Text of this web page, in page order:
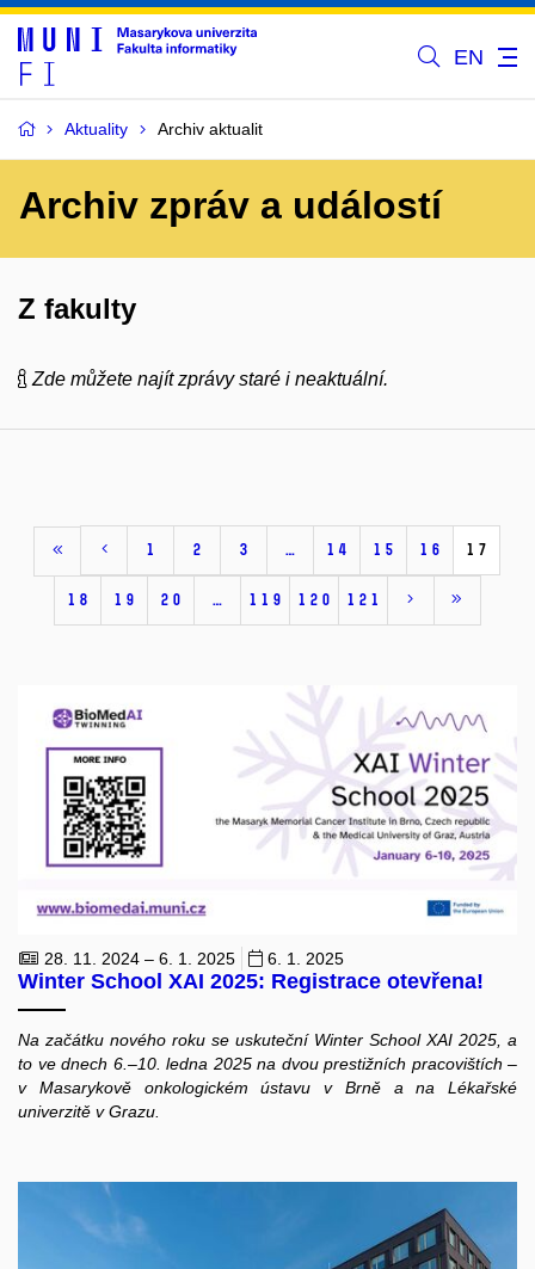
EN
Aktuality Archiv aktualit
Archiv zpráv a událostí
Z fakulty
Zde můžete najít zprávy staré i neaktuální.
1 2 3 … 14 15 16 17
18 19 20 … 119 120 121
28. 11. 2024 – 6. 1. 2025 6. 1. 2025
Winter School XAI 2025: Registrace otevřena!
Na začátku nového roku se uskuteční Winter School XAI 2025, a
to ve dnech 6.–10. ledna 2025 na dvou prestižních pracovištích –
v Masarykově onkologickém ústavu v Brně a na Lékařské
univerzitě v Grazu.